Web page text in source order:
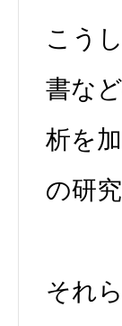
こう
書な
析を
の研
それ